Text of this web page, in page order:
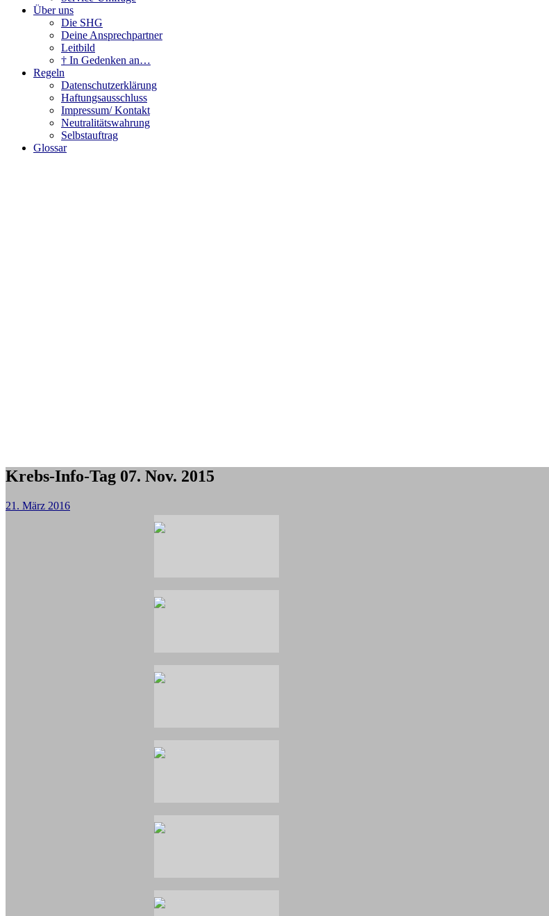
Über uns
Die SHG
Deine Ansprechpartner
Leitbild
† In Gedenken an…
Regeln
Datenschutzerklärung
Haftungsausschluss
Impressum/ Kontakt
Neutralitätswahrung
Selbstauftrag
Glossar
Krebs-Info-Tag 07. Nov. 2015
21. März 2016